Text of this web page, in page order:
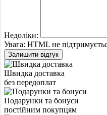
Недоліки:
Увага: HTML не
Залишити відгук
Швидка доставка
без передоплат
Подарунки та бонуси
постійним покупцям